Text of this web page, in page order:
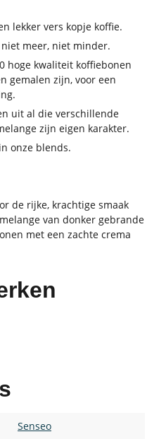
lekker vers kopje koffie.
meer, niet minder.
hoge kwaliteit koffiebonen
gemalen zijn, voor een
uit al die verschillende
zijn eigen karakter.
onze blends.
de rijke, krachtige smaak
van donker gebrande
met een zachte crema
Senseo